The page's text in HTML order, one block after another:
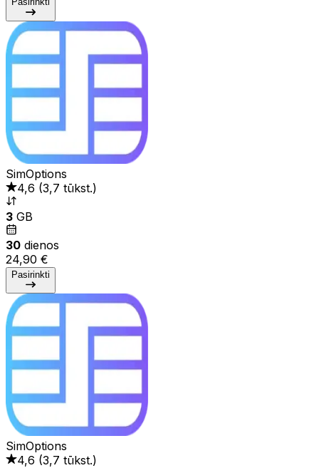
SimOptions
4,6 (3,7 tūkst.)
3 GB
30 dienos
24,90 €
Pasirinkti
SimOptions
4,6 (3,7 tūkst.)